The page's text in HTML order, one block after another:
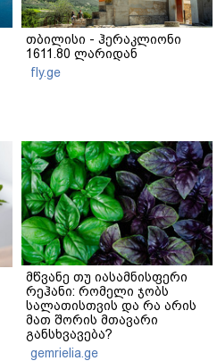
თბილისი - ჰერაკლიონი
1611.80 ლარიდან
fly.ge
მწვანე თუ იასამნისფერი
რეჰანი: რომელი ჯობს
სალათისთვის და რა არის
მათ შორის მთავარი
განსხვავება?
gemrielia.ge